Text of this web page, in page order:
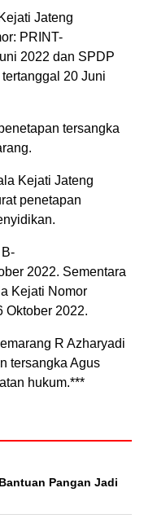
Jateng
PRINT-
2022 dan SPDP
20 Juni
tersangka
Kejati Jateng
penetapan
2022. Sementara
Kejati Nomor
Oktober 2022.
R Azharyadi
tersangka Agus
hukum.***
Pangan Jadi